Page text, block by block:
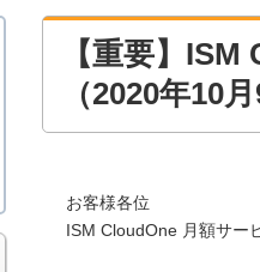
【重要】
（2020年10月
お客様各位
ISM CloudOne 月額サー